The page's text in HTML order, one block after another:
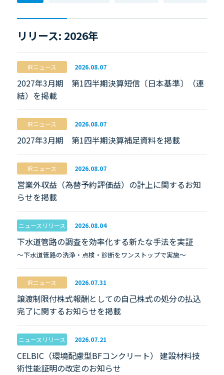
リリース: 2026年
IRニュース 2026.08.07
2027年3月期 第1四半期決算短信〔日本基準〕（連
結）を掲載
IRニュース 2026.08.07
2027年3月期 第1四半期決算補足資料を掲載
IRニュース 2026.08.07
営業外収益（為替予約評価益）の計上に関するお知
らせを掲載
ニュースリリース 2026.08.04
下水道管路の調査を効率化する新たな手法を実証
～下水道管路の洗浄・点検・診断をワンストップで実施～
IRニュース 2026.07.31
譲渡制限付株式報酬としての自己株式の処分の払込
完了に関するお知らせを掲載
ニュースリリース 2026.07.21
CELBIC（環境配慮型BFコンクリート） 建設材料技
術性能証明の改定のお知らせ